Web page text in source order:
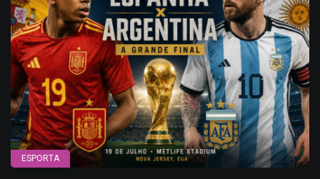
ESPORTA